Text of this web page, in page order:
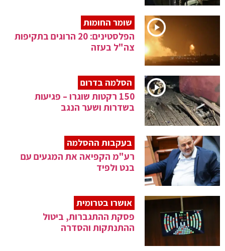
שומר החומות
הפלסטינים: 20 הרוגים בתקיפות
צה"ל בעזה
הסלמה בדרום
150 רקטות שוגרו – פגיעות
בשדרות ושער הנגב
בעקבות ההסלמה
רע"מ הקפיאה את המגעים עם
בנט ולפיד
אושרו בטרומית
פסקת ההתגברות, ביטול
ההתנתקות והסדרה